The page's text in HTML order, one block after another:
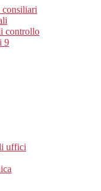
controllo
9
uffici